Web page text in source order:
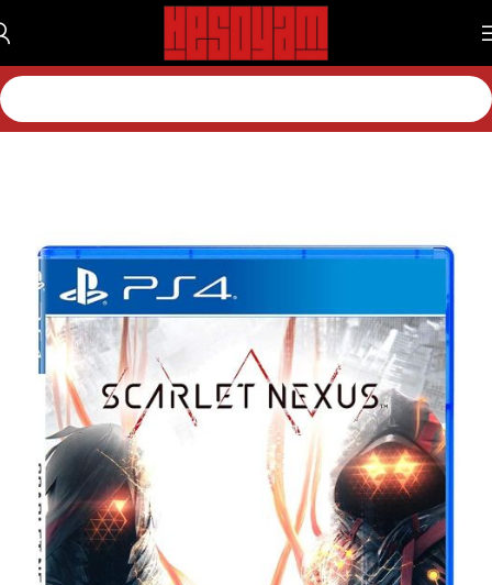
خانه بازی بازی پلی استیشن بازی پلی استیشن 4